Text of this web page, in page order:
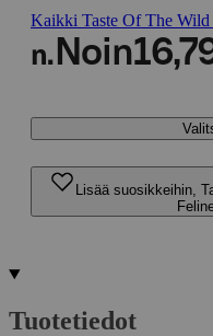
Kaikki Taste Of The Wild
n. Noin
Lisää suosikkeihin,
Tuotetiedot